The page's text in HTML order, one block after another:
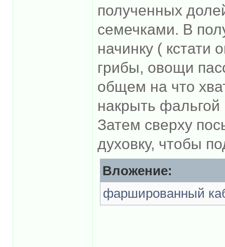
полученных
семечками. В
начинку (
грибы, овощи
общем на что
накрыть фальгой
Затем сверху
духовку, чтобы
Вложение:
фаршированный